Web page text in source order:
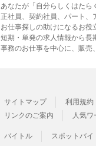
あなたが「自分らしくはたら
正社員、契約社員、パート、
お仕事探しの助けになるお役
短期・単発の求人情報から長
事務のお仕事を中心に、販売
サイトマップ 利用規約
リンクのご案内
人気ワ
バイトル スポットバイ